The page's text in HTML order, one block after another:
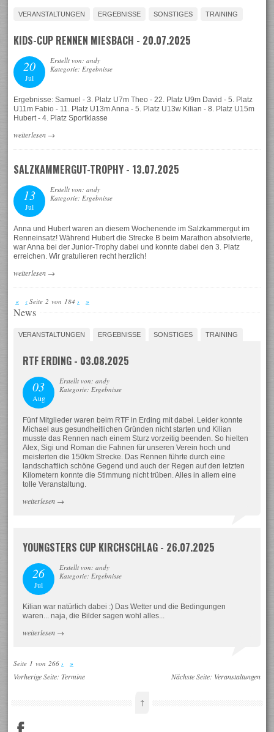
VERANSTALTUNGEN ERGEBNISSE SONSTIGES TRAINING
KIDS-CUP RENNEN MIESBACH - 20.07.2025
20
Jul
Erstellt von: andy
Kategorie: Ergebnisse
Ergebnisse: Samuel - 3. Platz U7m Theo - 22. Platz U9m David - 5. Platz
U11m Fabio - 11. Platz U13m Anna - 5. Platz U13w Kilian - 8. Platz U15m
Hubert - 4. Platz Sportklasse
weiterlesen →
SALZKAMMERGUT-TROPHY - 13.07.2025
13
Jul
Erstellt von: andy
Kategorie: Ergebnisse
Anna und Hubert waren an diesem Wochenende im Salzkammergut im
Renneinsatz! Während Hubert die Strecke B beim Marathon absolvierte,
war Anna bei der Junior-Trophy dabei und konnte dabei den 3. Platz
erreichen. Wir gratulieren recht herzlich!
weiterlesen →
« ‹ Seite 2 von 184 › »
News
VERANSTALTUNGEN ERGEBNISSE SONSTIGES TRAINING
RTF ERDING - 03.08.2025
03
Aug
Erstellt von: andy
Kategorie: Ergebnisse
Fünf Mitglieder waren beim RTF in Erding mit dabei. Leider konnte
Michael aus gesundheitlichen Gründen nicht starten und Kilian
musste das Rennen nach einem Sturz vorzeitig beenden. So hielten
Alex, Sigi und Roman die Fahnen für unseren Verein hoch und
meisterten die 150km Strecke. Das Rennen führte durch eine
landschaftlich schöne Gegend und auch der Regen auf den letzten
Kilometern konnte die Stimmung nicht trüben. Alles in allem eine
tolle Veranstaltung.
weiterlesen →
YOUNGSTERS CUP KIRCHSCHLAG - 26.07.2025
26
Jul
Erstellt von: andy
Kategorie: Ergebnisse
Kilian war natürlich dabei :) Das Wetter und die Bedingungen
waren... naja, die Bilder sagen wohl alles...
weiterlesen →
Seite 1 von 266 › »
Vorherige Seite:Termine Nächste Seite: Veranstaltungen
↑